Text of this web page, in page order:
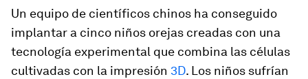
Un equipo de científicos chinos ha conseguido
implantar a cinco niños orejas creadas con una
tecnología experimental que combina las células
cultivadas con la impresión 3D. Los niños sufrían